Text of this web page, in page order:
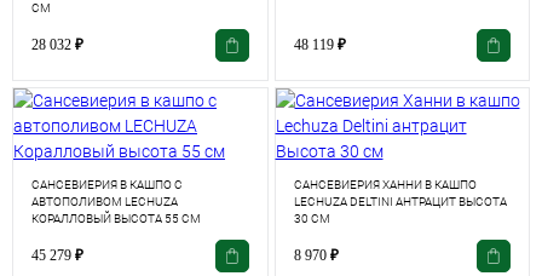
СМ
28 032 ₽ 48 119 ₽
САНСЕВИЕРИЯ В КАШПО С
АВТОПОЛИВОМ LECHUZA
КОРАЛЛОВЫЙ ВЫСОТА 55 СМ
45 279 ₽
САНСЕВИЕРИЯ ХАННИ В КАШПО
LECHUZA DELTINI АНТРАЦИТ ВЫСОТА
30 СМ
8 970 ₽